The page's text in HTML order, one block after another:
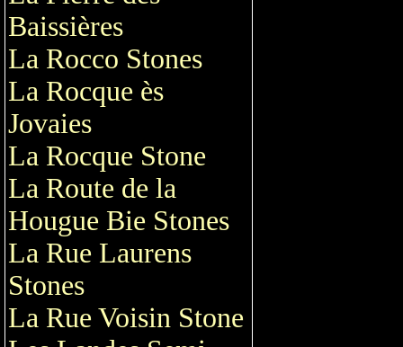
Baissières
La Rocco Stones
La Rocque ès
Jovaies
La Rocque Stone
La Route de la
Hougue Bie Stones
La Rue Laurens
Stones
La Rue Voisin Stone